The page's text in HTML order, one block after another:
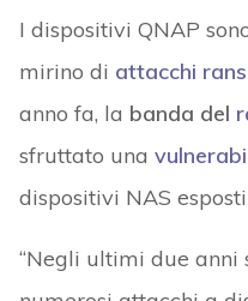
I dispositivi QNAP
mirino di attacchi
anno fa, la banda del
sfruttato una
dispositivi NAS
“Negli ultimi due anni